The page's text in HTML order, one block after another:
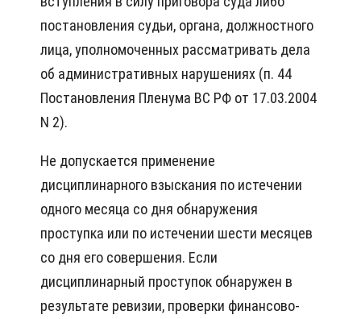
постановления судьи, органа, должностного
лица, уполномоченных рассматривать дела
об административных нарушениях (п. 44
Постановления Пленума ВС РФ от 17.03.2004
N 2).
Не допускается применение
дисциплинарного взыскания по истечении
одного месяца со дня обнаружения
проступка или по истечении шести месяцев
со дня его совершения. Если
дисциплинарный проступок обнаружен в
результате ревизии, проверки финансово-